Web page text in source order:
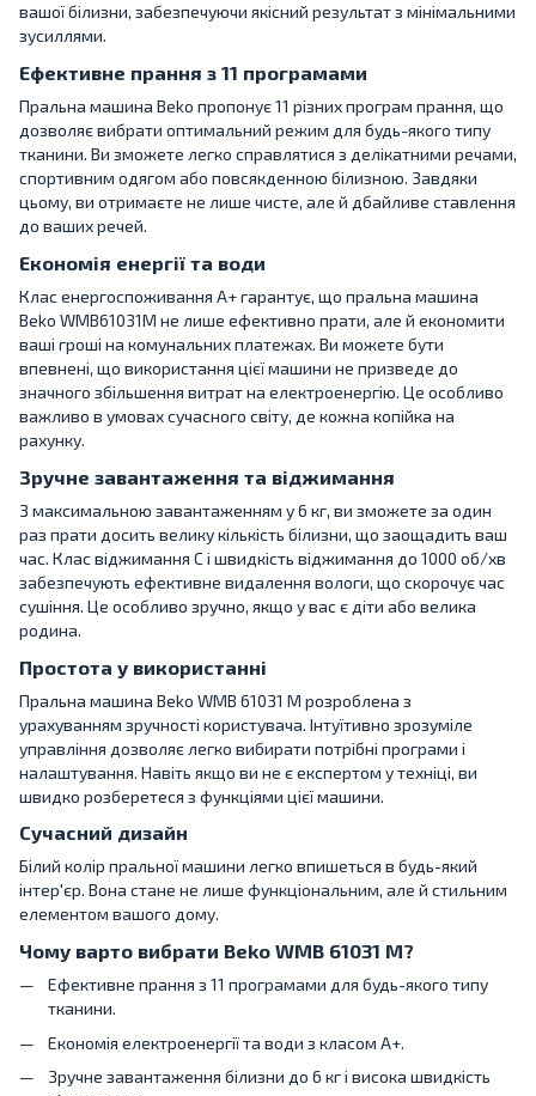
вашої білизни, забезпечуючи якісний результат з мінімальними
зусиллями.
Ефективне прання з 11 програмами
Пральна машина Beko пропонує 11 різних програм прання, що
дозволяє вибрати оптимальний режим для будь-якого типу
тканини. Ви зможете легко справлятися з делікатними речами,
спортивним одягом або повсякденною білизною. Завдяки
цьому, ви отримаєте не лише чисте, але й дбайливе ставлення
до ваших речей.
Економія енергії та води
Клас енергоспоживання A+ гарантує, що пральна машина
Beko WMB61031M не лише ефективно прати, але й економити
ваші гроші на комунальних платежах. Ви можете бути
впевнені, що використання цієї машини не призведе до
значного збільшення витрат на електроенергію. Це особливо
важливо в умовах сучасного світу, де кожна копійка на
рахунку.
Зручне завантаження та віджимання
З максимальною завантаженням у 6 кг, ви зможете за один
раз прати досить велику кількість білизни, що заощадить ваш
час. Клас віджимання C і швидкість віджимання до 1000 об/хв
забезпечують ефективне видалення вологи, що скорочує час
сушіння. Це особливо зручно, якщо у вас є діти або велика
родина.
Простота у використанні
Пральна машина Beko WMB 61031 M розроблена з
урахуванням зручності користувача. Інтуїтивно зрозуміле
управління дозволяє легко вибирати потрібні програми і
налаштування. Навіть якщо ви не є експертом у техніці, ви
швидко розберетеся з функціями цієї машини.
Сучасний дизайн
Білий колір пральної машини легко впишеться в будь-який
інтер'єр. Вона стане не лише функціональним, але й стильним
елементом вашого дому.
Чому варто вибрати Beko WMB 61031 M?
Ефективне прання з 11 програмами для будь-якого типу
тканини.
Економія електроенергії та води з класом A+.
Зручне завантаження білизни до 6 кг і висока швидкість